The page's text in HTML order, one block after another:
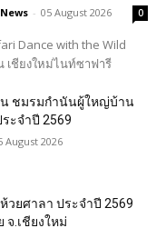
- 05 August 2026 0
Dance with the Wild
ชียงใหม่ไนท์ซาฟารี
ชมรมกำนันผู้ใหญ่บ้าน
ะจำปี 2569
August 2026
วยศาลา ประจำปี 2569
จ.เชียงใหม่